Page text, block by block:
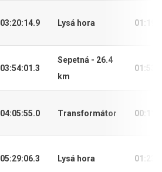
03:20:14.9 Lysá hora
03:54:01.3
Sepetná - 26.4
km
04:05:55.0 Transformátor
05:29:06.3 Lysá hora